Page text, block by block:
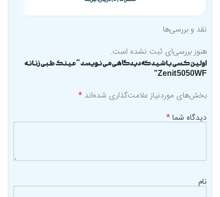
نقد و بررسی‌ها
هنوز بررسی‌ای ثبت نشده است.
اولین کسی باشید که دیدگاهی می نویسد “عینک طبی زنانه
Zenit 5050WF”
بخش‌های موردنیاز علامت‌گذاری شده‌اند *
دیدگاه شما*
نام